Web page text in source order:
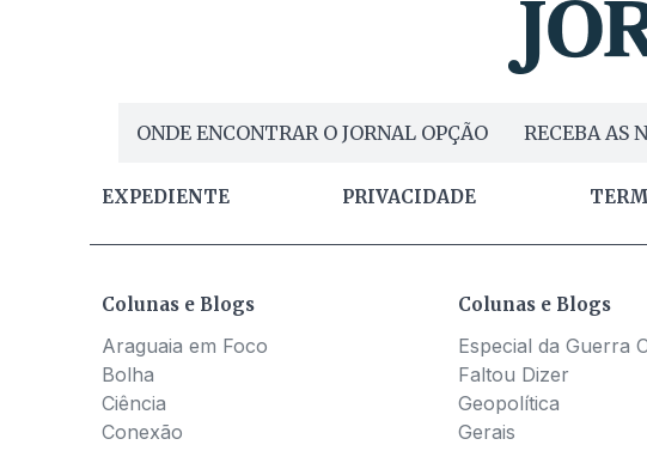
ONDE ENCONTRAR O JORNAL OPÇÃO RECEBA AS
EXPEDIENTE PRIVACIDADE
Colunas e Blogs
Araguaia em Foco
Bolha
Ciência
Conexão
Colunas e Blogs
Especial da Guerra
Faltou Dizer
Geopolítica
Gerais